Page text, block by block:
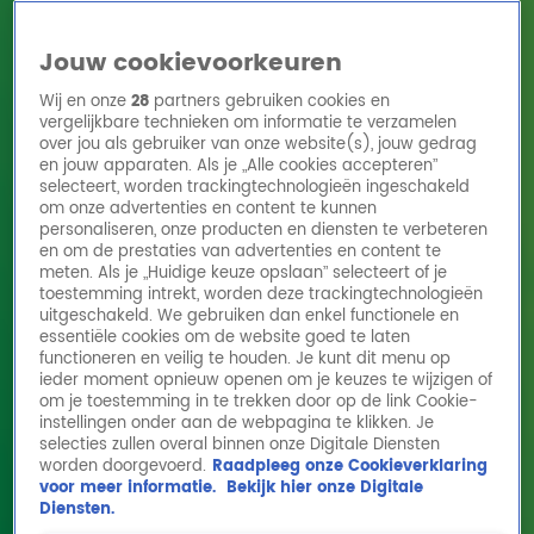
HomeActiesRadioshows DJ'sRadio 10 zendersHitlijsten
Radio luisteren
Volg Radio 10
Zoeken
HomeOnline Radio LuisterenActiesShowsAlle zenders
Gordon over Toppers in Concert: 'Mooiste
momenten uit m'n leven'
20 mei 2026, 10:28
Jouw cookievoorkeuren
Wij en onze28 partners gebruiken cookies en
vergelijkbare technieken om informatie te verzamelen
over jou als gebruiker van onze website(s), jouw gedrag
en jouw apparaten. Als je „Alle cookies accepteren”
selecteert, worden trackingtechnologieën ingeschakeld
om onze advertenties en content te kunnen
personaliseren, onze producten en diensten te verbeteren
en om de prestaties van advertenties en content te
meten. Als je „Huidige keuze opslaan” selecteert of je
toestemming intrekt, worden deze trackingtechnologieën
uitgeschakeld. We gebruiken dan enkel functionele en
essentiële cookies om de website goed te laten
functioneren en veilig te houden. Je kunt dit menu op
ieder moment opnieuw openen om je keuzes te wijzigen of
om je toestemming in te trekken door op de link Cookie-
instellingen onder aan de webpagina te klikken. Je
selecties zullen overal binnen onze Digitale Diensten
worden doorgevoerd. Raadpleeg onze Cookieverklaring
voor meer informatie. Bekijk hier onze Digitale
Diensten.